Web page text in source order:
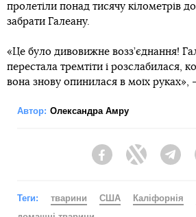
пролетіли понад тисячу кілометрів
забрати Галеану.
«Це було дивовижне возз’єднання!
перестала тремтіти і розслабилася,
вона знову опинилася в моїх руках»,
Автор: Олександра Амру
FacebookTwitter
Теги: тварини США Каліфорнія